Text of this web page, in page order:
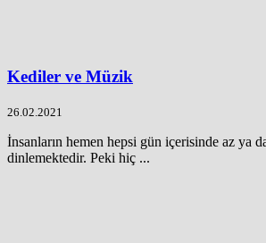
Kediler ve Müzik
26.02.2021
İnsanların hemen hepsi gün içerisinde az ya
dinlemektedir. Peki hiç ...